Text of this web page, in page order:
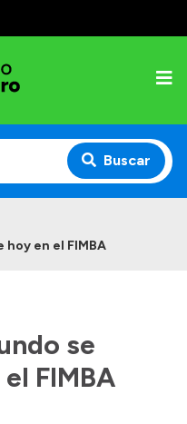
Buscar
hoy en el FIMBA
se
FIMBA